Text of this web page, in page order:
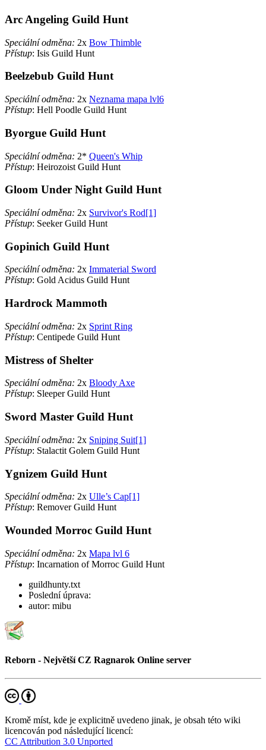
Arc Angeling Guild Hunt
Speciální odměna: 2x Bow Thimble
Přístup: Isis Guild Hunt
Beelzebub Guild Hunt
Speciální odměna: 2x Neznama mapa lvl6
Přístup: Hell Poodle Guild Hunt
Byorgue Guild Hunt
Speciální odměna: 2* Queen's Whip
Přístup: Heirozoist Guild Hunt
Gloom Under Night Guild Hunt
Speciální odměna: 2x Survivor's Rod[1]
Přístup: Seeker Guild Hunt
Gopinich Guild Hunt
Speciální odměna: 2x Immaterial Sword
Přístup: Gold Acidus Guild Hunt
Hardrock Mammoth
Speciální odměna: 2x Sprint Ring
Přístup: Centipede Guild Hunt
Mistress of Shelter
Speciální odměna: 2x Bloody Axe
Přístup: Sleeper Guild Hunt
Sword Master Guild Hunt
Speciální odměna: 2x Sniping Suit[1]
Přístup: Stalactit Golem Guild Hunt
Ygnizem Guild Hunt
Speciální odměna: 2x Ulle’s Cap[1]
Přístup: Remover Guild Hunt
Wounded Morroc Guild Hunt
Speciální odměna: 2x Mapa lvl 6
Přístup: Incarnation of Morroc Guild Hunt
guildhunty.txt
Poslední úprava:
autor: mibu
Reborn - Největší CZ Ragnarok Online server
Kromě míst, kde je explicitně uvedeno jinak, je obsah této wiki
licencován pod následující licencí:
CC Attribution 3.0 Unported